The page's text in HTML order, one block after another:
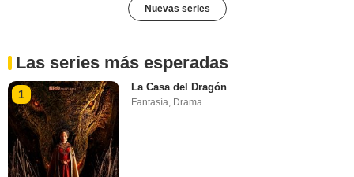
Nuevas series
Las series más esperadas
1
La Casa del Dragón
Fantasía Drama